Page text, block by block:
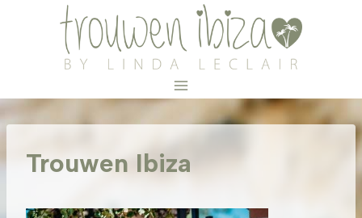
Trouwen Ibiza